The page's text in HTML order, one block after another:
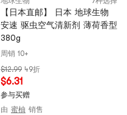
【日本直邮】 日本 地球生物
安速 驱虫空气清新剂 薄荷香型
380g
周销 10+
$12.99 49折
$6.31
参与买赠
由 蜜柚 销售